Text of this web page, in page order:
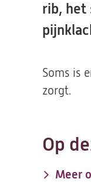
rib, het
Soms is
zorgt.
Op
Meer